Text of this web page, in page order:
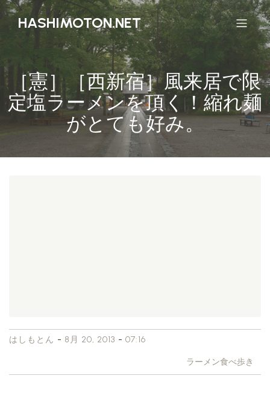
HASHIMOTON.NET
［憲］［西新宿］風来居で限
定塩ラーメンを頂く！縮れ麺
がとても好み。
はしもとん - 8月 20, 2013 - 07:16
ラーメン食べ歩き